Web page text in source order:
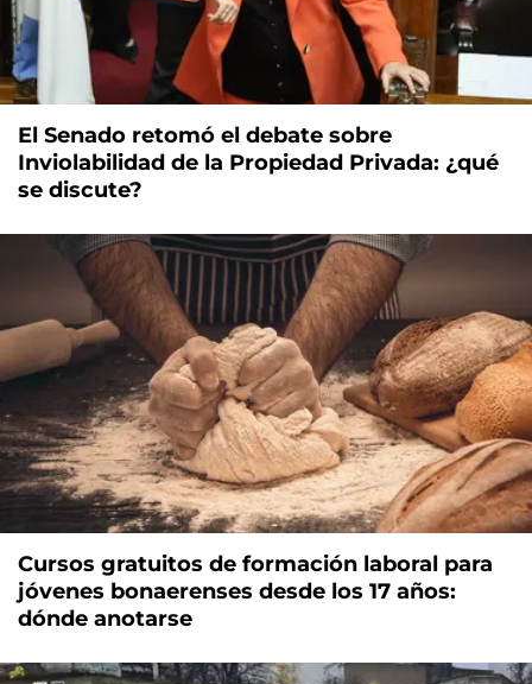
El Senado retomó el debate sobre
Inviolabilidad de la Propiedad Privada: ¿qué
se discute?
Cursos gratuitos de formación laboral para
jóvenes bonaerenses desde los 17 años:
dónde anotarse